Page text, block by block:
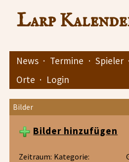
Larp
News · Termine · Spieler
Orte · Login
Bilder
Bilder hinzufügen
Zeitraum: Kategorie: